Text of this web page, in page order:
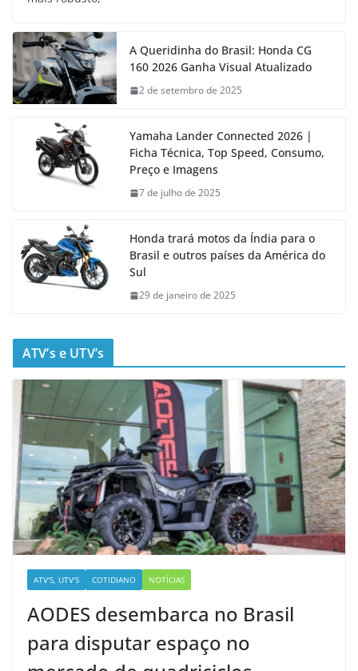
A Queridinha do Brasil: Honda CG
160 2026 Ganha Visual Atualizado
2 de setembro de 2025
Yamaha Lander Connected 2026 |
Ficha Técnica, Top Speed, Consumo,
Preço e Imagens
7 de julho de 2025
Honda trará motos da Índia para o
Brasil e outros países da América do
Sul
29 de janeiro de 2025
ATV’s e UTV’s
ATV'S, UTV'S COTIDIANO NOTÍCIAS
AODES desembarca no Brasil
para disputar espaço no